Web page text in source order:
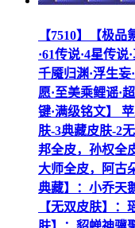
【7510】【极品
·61传说·4星传说
千魇归渊·浮生妄
愿·至美乘鲤谣·
键·满级铭文】
肤-3典藏皮肤-2
邦全皮，孙权全
大师全皮，阿古
典藏】：小乔天
【无双皮肤】